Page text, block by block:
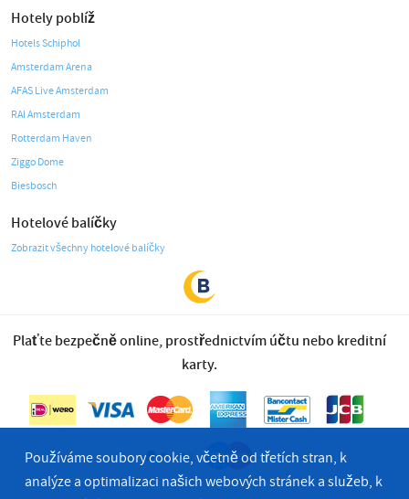
Hotely poblíž
Hotels Schiphol
Amsterdam Arena
AFAS Live Amsterdam
RAI Amsterdam
Rotterdam Haven
Ziggo Dome
Biesbosch
Hotelové balíčky
Zobrazit všechny hotelové balíčky
Plaťte bezpečně online, prostřednictvím účtu nebo kreditní
karty.
Používáme soubory cookie, včetně od třetích stran, k
analýze a optimalizaci našich webových stránek a služeb, k